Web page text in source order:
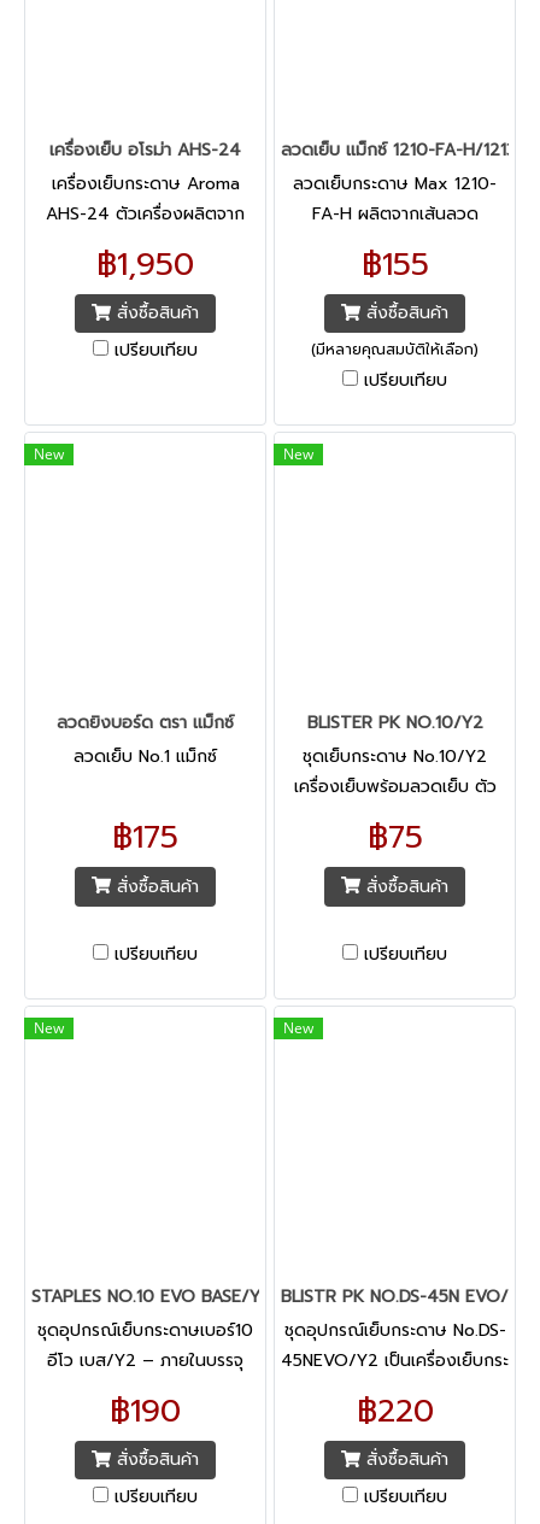
เครื่องเย็บ อโรม่า AHS-24
เครื่องเย็บกระดาษ Aroma
AHS-24 ตัวเครื่องผลิตจาก
โลหะคุณภาพดี แข็งแรง ทนทาน
ต่อแรงกดสูง ด้ามจับหุ้มด้วย
พลาสติกเนื้ออ่อน
฿1,950
สั่งซื้อสินค้า
เปรียบเทียบ
ลวดเย็บ แม็กซ์ 1210-FA-H/1213/
ลวดเย็บกระดาษ Max 1210-
FA-H ผลิตจากเส้นลวด
มาตรฐานจากประเทศญุี่ปุ่น
฿155
สั่งซื้อสินค้า
(มีหลายคุณสมบัติให้เลือก)
เปรียบเทียบ
New
ลวดยิงบอร์ด ตรา แม็กซ์
ลวดเย็บ No.1 แม็กซ์
฿175
สั่งซื้อสินค้า
เปรียบเทียบ
New
BLISTER PK NO.10/Y2
ชุดเย็บกระดาษ No.10/Y2
เครื่องเย็บพร้อมลวดเย็บ ตัว
เครื่องผลิตจากเหล็กหุ้มด้วย
฿75
สั่งซื้อสินค้า
เปรียบเทียบ
New
STAPLES NO.10 EVO BASE/Y2
ชุดอุปกรณ์เย็บกระดาษเบอร์10
อีโว เบส/Y2 – ภายในบรรจุ
ด้วยเครื่องเย็บกระดาษตราช้าง
เบอร์ 10 Evo Base และลวด
เย็บเบอร์ 10 รุ่นไททาเนีย
฿190
สั่งซื้อสินค้า
เปรียบเทียบ
New
BLISTR PK NO.DS-45N EVO/Y2
ชุดอุปกรณ์เย็บกระดาษ No.DS-
45NEVO/Y2 เป็นเครื่องเย็บกระ
ดาษแพ็คพิเศษ ภายในบรรจุด้วย
เครื่องเย็บ
฿220
สั่งซื้อสินค้า
เปรียบเทียบ